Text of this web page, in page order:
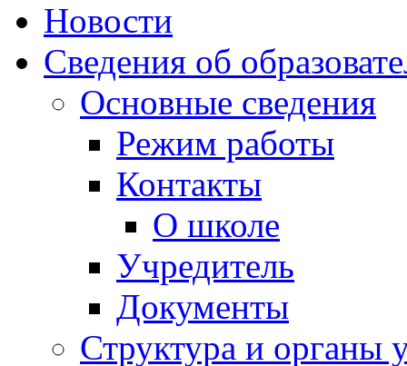
Новости
Сведения об
Основные сведения
Режим работы
Контакты
О школе
Учредитель
Документы
Структура и органы